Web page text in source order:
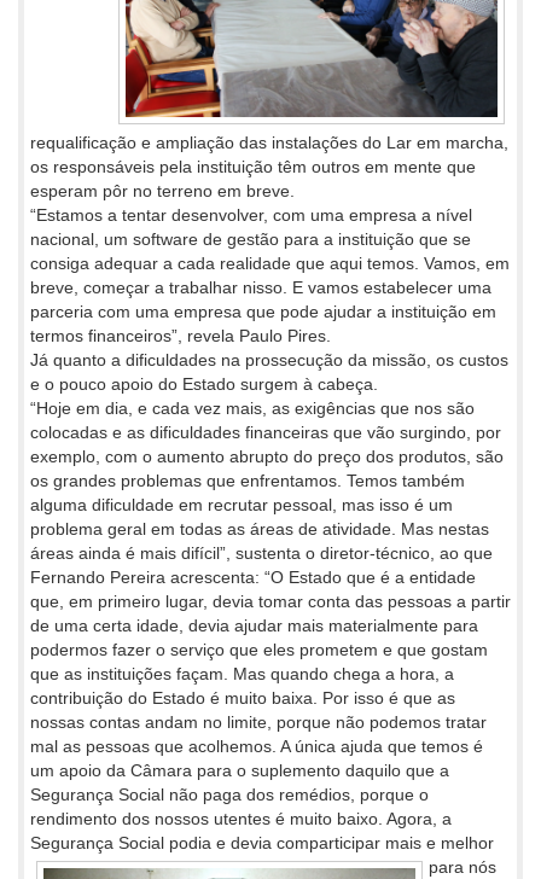
requalificação e ampliação das instalações do Lar em marcha,
os responsáveis pela instituição têm outros em mente que
esperam pôr no terreno em breve.
“Estamos a tentar desenvolver, com uma empresa a nível
nacional, um software de gestão para a instituição que se
consiga adequar a cada realidade que aqui temos. Vamos, em
breve, começar a trabalhar nisso. E vamos estabelecer uma
parceria com uma empresa que pode ajudar a instituição em
termos financeiros”, revela Paulo Pires.
Já quanto a dificuldades na prossecução da missão, os custos
e o pouco apoio do Estado surgem à cabeça.
“Hoje em dia, e cada vez mais, as exigências que nos são
colocadas e as dificuldades financeiras que vão surgindo, por
exemplo, com o aumento abrupto do preço dos produtos, são
os grandes problemas que enfrentamos. Temos também
alguma dificuldade em recrutar pessoal, mas isso é um
problema geral em todas as áreas de atividade. Mas nestas
áreas ainda é mais difícil”, sustenta o diretor-técnico, ao que
Fernando Pereira acrescenta: “O Estado que é a entidade
que, em primeiro lugar, devia tomar conta das pessoas a partir
de uma certa idade, devia ajudar mais materialmente para
podermos fazer o serviço que eles prometem e que gostam
que as instituições façam. Mas quando chega a hora, a
contribuição do Estado é muito baixa. Por isso é que as
nossas contas andam no limite, porque não podemos tratar
mal as pessoas que acolhemos. A única ajuda que temos é
um apoio da Câmara para o suplemento daquilo que a
Segurança Social não paga dos remédios, porque o
rendimento dos nossos utentes é muito baixo. Agora, a
Segurança Social podia e devia comparticipar mais e melhor
para nós